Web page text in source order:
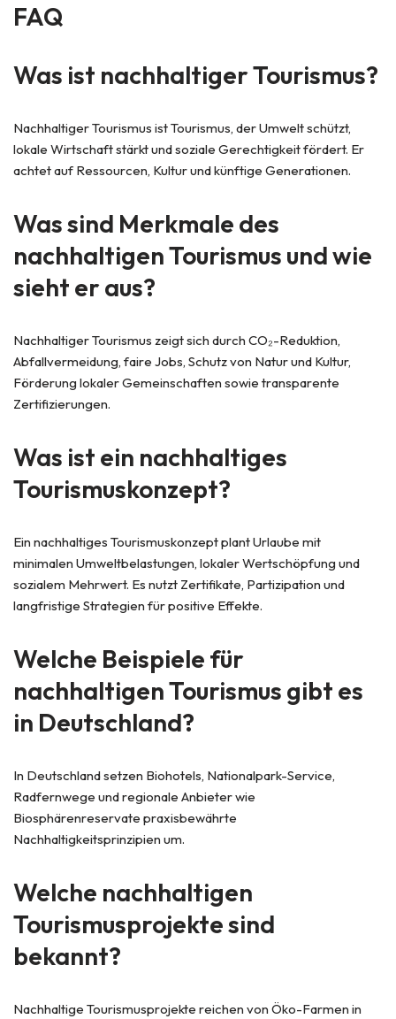
FAQ
Was ist nachhaltiger Tourismus?
Nachhaltiger Tourismus ist Tourismus, der Umwelt schützt,
lokale Wirtschaft stärkt und soziale Gerechtigkeit fördert. Er
achtet auf Ressourcen, Kultur und künftige Generationen.
Was sind Merkmale des
nachhaltigen Tourismus und wie
sieht er aus?
Nachhaltiger Tourismus zeigt sich durch CO₂-Reduktion,
Abfallvermeidung, faire Jobs, Schutz von Natur und Kultur,
Förderung lokaler Gemeinschaften sowie transparente
Zertifizierungen.
Was ist ein nachhaltiges
Tourismuskonzept?
Ein nachhaltiges Tourismuskonzept plant Urlaube mit
minimalen Umweltbelastungen, lokaler Wertschöpfung und
sozialem Mehrwert. Es nutzt Zertifikate, Partizipation und
langfristige Strategien für positive Effekte.
Welche Beispiele für
nachhaltigen Tourismus gibt es
in Deutschland?
In Deutschland setzen Biohotels, Nationalpark-Service,
Radfernwege und regionale Anbieter wie
Biosphärenreservate praxisbewährte
Nachhaltigkeitsprinzipien um.
Welche nachhaltigen
Tourismusprojekte sind
bekannt?
Nachhaltige Tourismusprojekte reichen von Öko-Farmen in